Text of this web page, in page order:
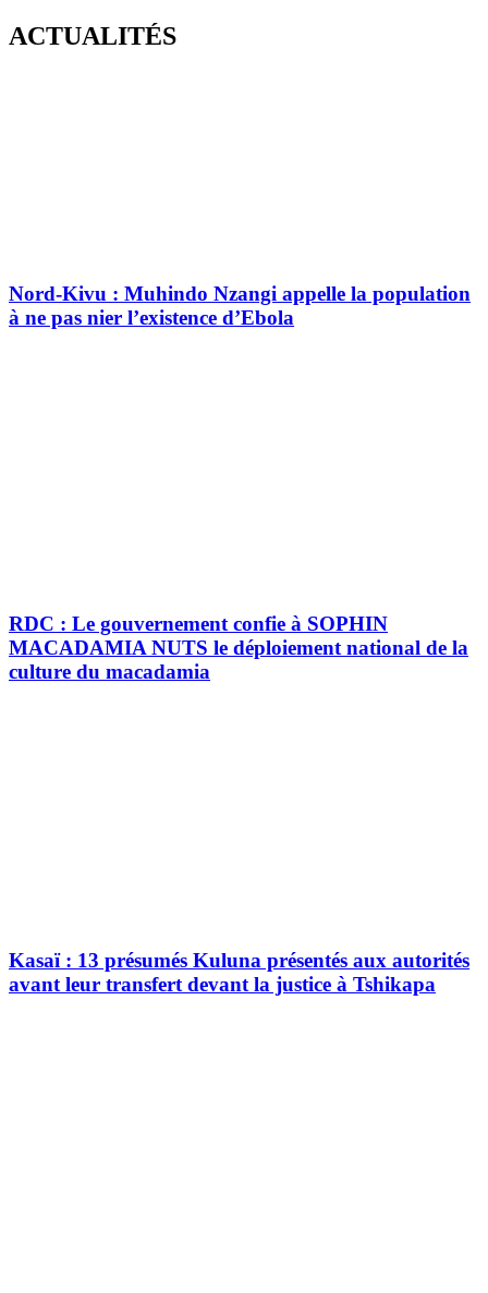
Skip
to
ACTUALITÉS
Nord-Kivu : Muhindo Nzangi appelle la population
à ne pas nier l’existence d’Ebola
RDC : Le gouvernement confie à SOPHIN
MACADAMIA NUTS le déploiement national de la
culture du macadamia
Kasaï : 13 présumés Kuluna présentés aux autorités
avant leur transfert devant la justice à Tshikapa